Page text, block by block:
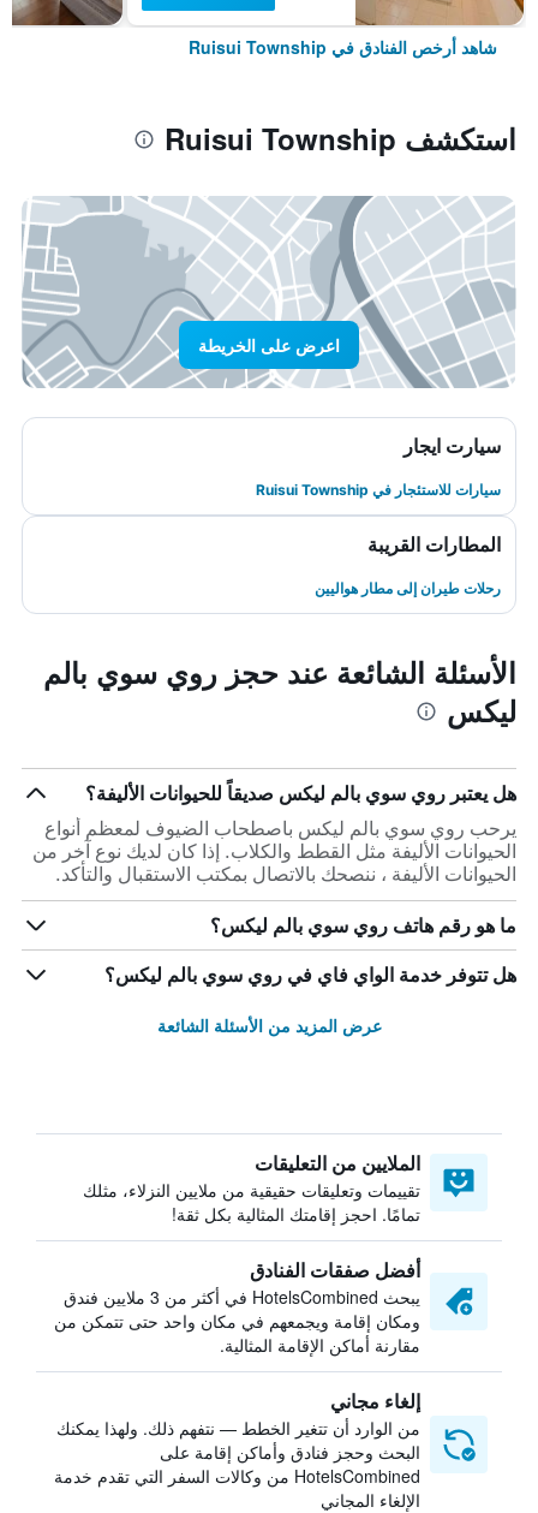
شاهد أرخص الفنادق في Ruisui Township
استكشف Ruisui Township
اعرض على الخريطة
سيارت ايجار
سيارات للاستئجار في Ruisui Township
المطارات القريبة
رحلات طيران إلى مطار هواليين
الأسئلة الشائعة عند حجز روي سوي بالم
ليكس
هل يعتبر روي سوي بالم ليكس صديقاً للحيوانات الأليفة؟
يرحب روي سوي بالم ليكس باصطحاب الضيوف لمعظم أنواع
الحيوانات الأليفة مثل القطط والكلاب. إذا كان لديك نوع آخر من
الحيوانات الأليفة ، ننصحك بالاتصال بمكتب الاستقبال والتأكد.
ما هو رقم هاتف روي سوي بالم ليكس؟
هل تتوفر خدمة الواي فاي في روي سوي بالم ليكس؟
عرض المزيد من الأسئلة الشائعة
الملايين من التعليقات
تقييمات وتعليقات حقيقية من ملايين النزلاء، مثلك
تمامًا. احجز إقامتك المثالية بكل ثقة!
أفضل صفقات الفنادق
يبحث HotelsCombined في أكثر من 3 ملايين فندق
ومكان إقامة ويجمعهم في مكان واحد حتى تتمكن من
مقارنة أماكن الإقامة المثالية.
إلغاء مجاني
من الوارد أن تتغير الخطط — نتفهم ذلك. ولهذا يمكنك
البحث وحجز فنادق وأماكن إقامة على
HotelsCombined من وكالات السفر التي تقدم خدمة
الإلغاء المجاني